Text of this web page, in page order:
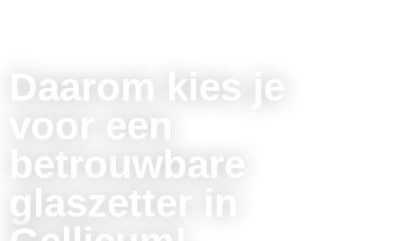
Daarom kies je
voor een
betrouwbare
glaszetter in